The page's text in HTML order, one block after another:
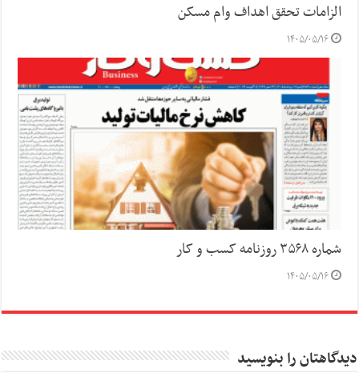
الزامات تحقق اهداف وام مسکن
۱۴۰۵/۰۵/۱۶
شماره ۳۵۶۸ روزنامه کسب و کار
۱۴۰۵/۰۵/۱۶
دیدگاهتان را بنویسید